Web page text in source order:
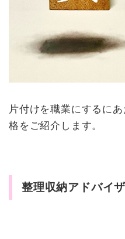
片付けを職業にするに
格をご紹介します。
整理収納アドバイ